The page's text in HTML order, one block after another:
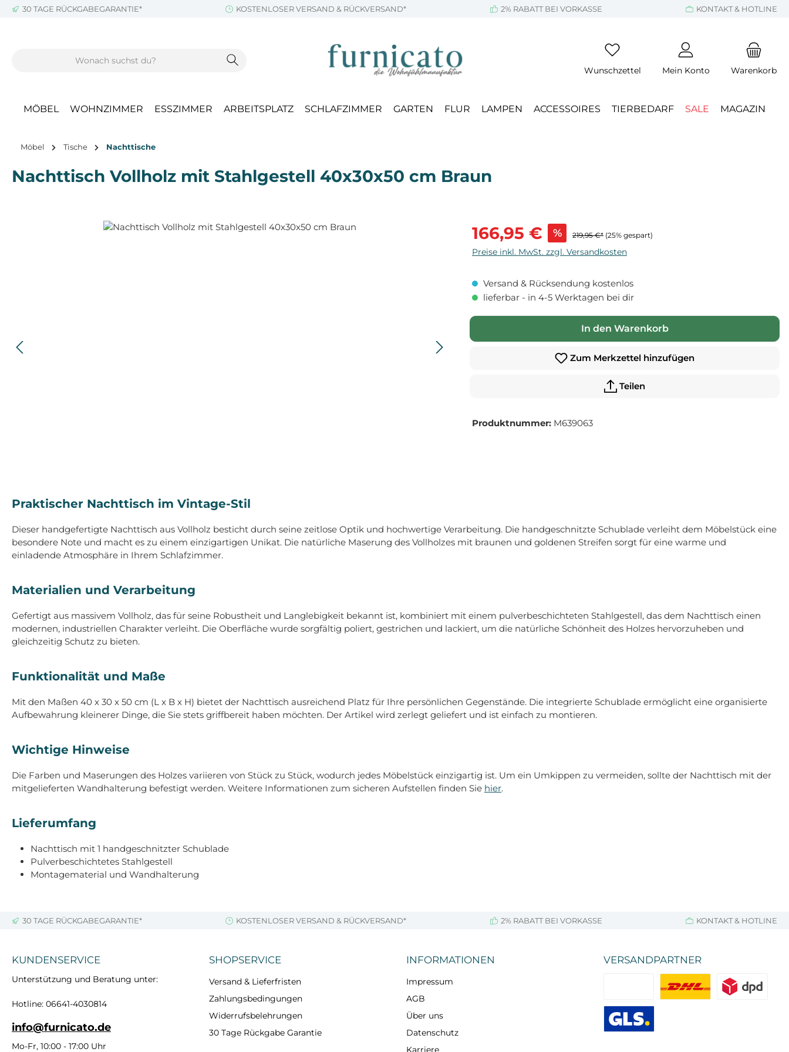
Hauptinhalt springen
Zur Suche springen
Zur Hauptnavigation springen
30 TAGE RÜCKGABEGARANTIE* KOSTENLOSER VERSAND & RÜCKVERSAND* 2% RABATT BEI VORKASSE KONTAKT & HOTLINE
Wunschzettel Mein Konto Warenkorb
MÖBEL WOHNZIMMER ESSZIMMER ARBEITSPLATZ SCHLAFZIMMER GARTEN FLUR LAMPEN ACCESSOIRES TIERBEDARF SALE MAGAZIN
Möbel Tische Nachttische
Nachttisch Vollholz mit Stahlgestell 40x30x50 cm Braun
Bildergalerie überspringen Verkaufspreis:
166,95 € % 219,95 €* (25% gespart)
Preise inkl. MwSt. zzgl. Versandkosten
Versand & Rücksendung kostenlos
lieferbar - in 4-5 Werktagen bei dir
In den Warenkorb
Zum Merkzettel hinzufügen
Teilen
Produktnummer: M639063
Praktischer Nachttisch im Vintage-Stil
Dieser handgefertigte Nachttisch aus Vollholz besticht durch seine zeitlose Optik und hochwertige Verarbeitung. Die handgeschnitzte Schublade verleiht dem Möbelstück eine
besondere Note und macht es zu einem einzigartigen Unikat. Die natürliche Maserung des Vollholzes mit braunen und goldenen Streifen sorgt für eine warme und
einladende Atmosphäre in Ihrem Schlafzimmer.
Materialien und Verarbeitung
Gefertigt aus massivem Vollholz, das für seine Robustheit und Langlebigkeit bekannt ist, kombiniert mit einem pulverbeschichteten Stahlgestell, das dem Nachttisch einen
modernen, industriellen Charakter verleiht. Die Oberfläche wurde sorgfältig poliert, gestrichen und lackiert, um die natürliche Schönheit des Holzes hervorzuheben und
gleichzeitig Schutz zu bieten.
Funktionalität und Maße
Mit den Maßen 40 x 30 x 50 cm (L x B x H) bietet der Nachttisch ausreichend Platz für Ihre persönlichen Gegenstände. Die integrierte Schublade ermöglicht eine organisierte
Aufbewahrung kleinerer Dinge, die Sie stets griffbereit haben möchten. Der Artikel wird zerlegt geliefert und ist einfach zu montieren.
Wichtige Hinweise
Die Farben und Maserungen des Holzes variieren von Stück zu Stück, wodurch jedes Möbelstück einzigartig ist. Um ein Umkippen zu vermeiden, sollte der Nachttisch mit der
mitgelieferten Wandhalterung befestigt werden. Weitere Informationen zum sicheren Aufstellen finden Sie hier.
Lieferumfang
Nachttisch mit 1 handgeschnitzter Schublade
Pulverbeschichtetes Stahlgestell
Montagematerial und Wandhalterung
30 TAGE RÜCKGABEGARANTIE* KOSTENLOSER VERSAND & RÜCKVERSAND* 2% RABATT BEI VORKASSE KONTAKT & HOTLINE
KUNDENSERVICE
Unterstützung und Beratung unter:
Hotline: 06641-4030814
info@furnicato.de
Mo-Fr, 10:00 - 17:00 Uhr
SHOPSERVICE
Versand & Lieferfristen
Zahlungsbedingungen
Widerrufsbelehrungen
30 Tage Rückgabe Garantie
INFORMATIONEN
Impressum
AGB
Über uns
Datenschutz
Karriere
VERSANDPARTNER
Standard